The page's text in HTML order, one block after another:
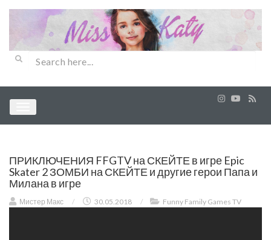
ПРИКЛЮЧЕНИЯ FFGTV на СКЕЙТЕ в игре Epic
Skater 2 ЗОМБИ на СКЕЙТЕ и другие герои Папа и
Милана в игре
Мистер Макс / 30.05.2018 / Funny Family Games TV